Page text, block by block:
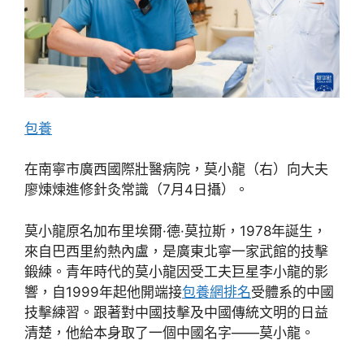
包養
在南寧市廣西國際壯醫病院，莫小龍（右）向大夫
廖煉煉進修針灸常識（7月4日攝）。
莫小龍原名加布里埃爾·德·莫拉斯，1978年誕生，
來自巴西里約熱內盧，是廣東北寧一家武館的技擊
鍛練。青年時代的莫小龍因受工夫巨星李小龍的影
響，自1999年起他開端接包養網排名受體系的中國
技擊練習。跟著對中國技擊及中國傳統文明的日益
清楚，他給本身取了一個中國名字——莫小龍。